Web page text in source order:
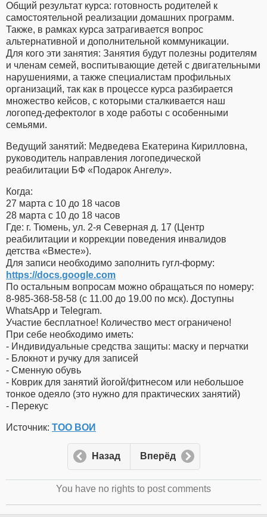
Общий результат курса: готовность родителей к
самостоятельной реализации домашних программ.
Также, в рамках курса затрагивается вопрос
альтернативной и дополнительной коммуникации.
Для кого эти занятия: Занятия будут полезны родителям
и членам семей, воспитывающие детей с двигательными
нарушениями, а также специалистам профильных
организаций, так как в процессе курса разбирается
множество кейсов, с которыми сталкивается наш
логопед-дефектолог в ходе работы с особенными
семьями.
Ведущий занятий: Медведева Екатерина Кирилловна,
руководитель направления логопедической
реабилитации БФ «Подарок Ангелу».
Когда:
27 марта с 10 до 18 часов
28 марта с 10 до 18 часов
Где: г. Тюмень, ул. 2-я Северная д. 17 (Центр
реабилитации и коррекции поведения инвалидов
детства «Вместе»).
Для записи необходимо заполнить гугл-форму:
https://docs.google.com
По остальным вопросам можно обращаться по номеру:
8-985-368-58-58 (с 11.00 до 19.00 по мск). Доступны
WhatsApp и Telegram.
Участие бесплатное! Количество мест ограничено!
При себе необходимо иметь:
- Индивидуальные средства защиты: маску и перчатки
- Блокнот и ручку для записей
- Сменную обувь
- Коврик для занятий йогой/фитнесом или небольшое
тонкое одеяло (это нужно для практических занятий)
- Перекус
Источник: ТОО ВОИ
Назад Вперёд
You have no rights to post comments